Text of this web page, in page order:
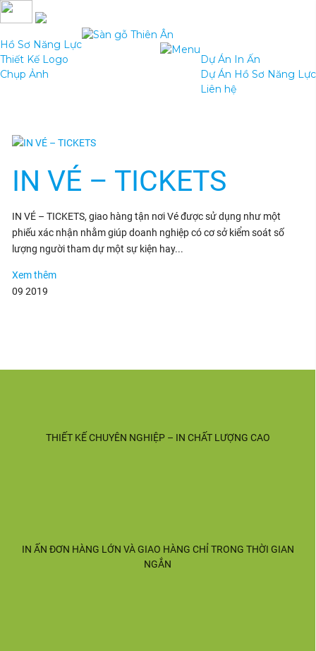
Hồ Sơ Năng Lực
Thiết Kế Logo
Chụp Ảnh
Dự Án In Ấn
Dự Án Hồ Sơ Năng Lực
Liên hệ
IN VÉ – TICKETS
IN VÉ – TICKETS, giao hàng tận nơi Vé được sử dụng như một
phiếu xác nhận nhằm giúp doanh nghiệp có cơ sở kiểm soát số
lượng người tham dự một sự kiện hay...
Xem thêm
09 2019
THIẾT KẾ CHUYÊN NGHIỆP – IN CHẤT LƯỢNG CAO
IN ẤN ĐƠN HÀNG LỚN VÀ GIAO HÀNG CHỈ TRONG THỜI GIAN
NGẮN